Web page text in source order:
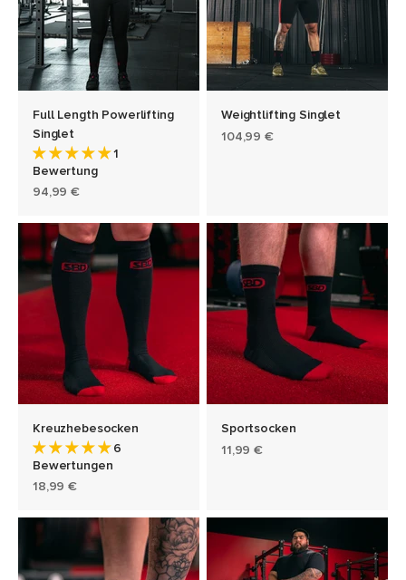
Full Length Powerlifting
Singlet
1
Bewertung
Angebot
94,99 €
Weightlifting Singlet
Angebot
104,99 €
Kreuzhebesocken
6
Bewertungen
Angebot
18,99 €
Sportsocken
Angebot
11,99 €